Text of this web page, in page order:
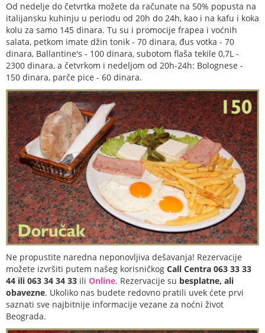
Od nedelje do četvrtka možete da računate na 50% popusta na
italijansku kuhinju u periodu od 20h do 24h, kao i na kafu i koka
kolu za samo 145 dinara. Tu su i promocije frapea i voćnih
salata, petkom imate džin tonik - 70 dinara, đus votka - 70
dinara, Ballantine's - 100 dinara, subotom flaša tekile 0,7L -
2300 dinara, a četvrkom i nedeljom od 20h-24h: Bolognese -
150 dinara, parče pice - 60 dinara.
Ne propustite naredna neponovljiva dešavanja! Rezervacije
možete izvršiti putem našeg korisničkog Call Centra 063 33 33
44 ili 063 34 34 33 ili Online. Rezervacije su besplatne, ali
obavezne. Ukoliko nas budete redovno pratili uvek ćete prvi
saznati sve najbitnije informacije vezane za noćni život
Beograda.